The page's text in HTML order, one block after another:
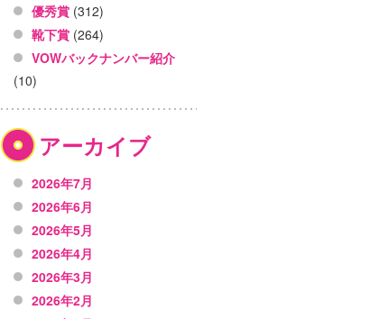
優秀賞 (312)
靴下賞 (264)
VOWバックナンバー紹介
(10)
アーカイブ
2026年7月
2026年6月
2026年5月
2026年4月
2026年3月
2026年2月